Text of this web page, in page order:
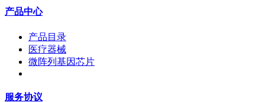
产品中心
产品目录
医疗器械
微阵列基因芯片
服务协议